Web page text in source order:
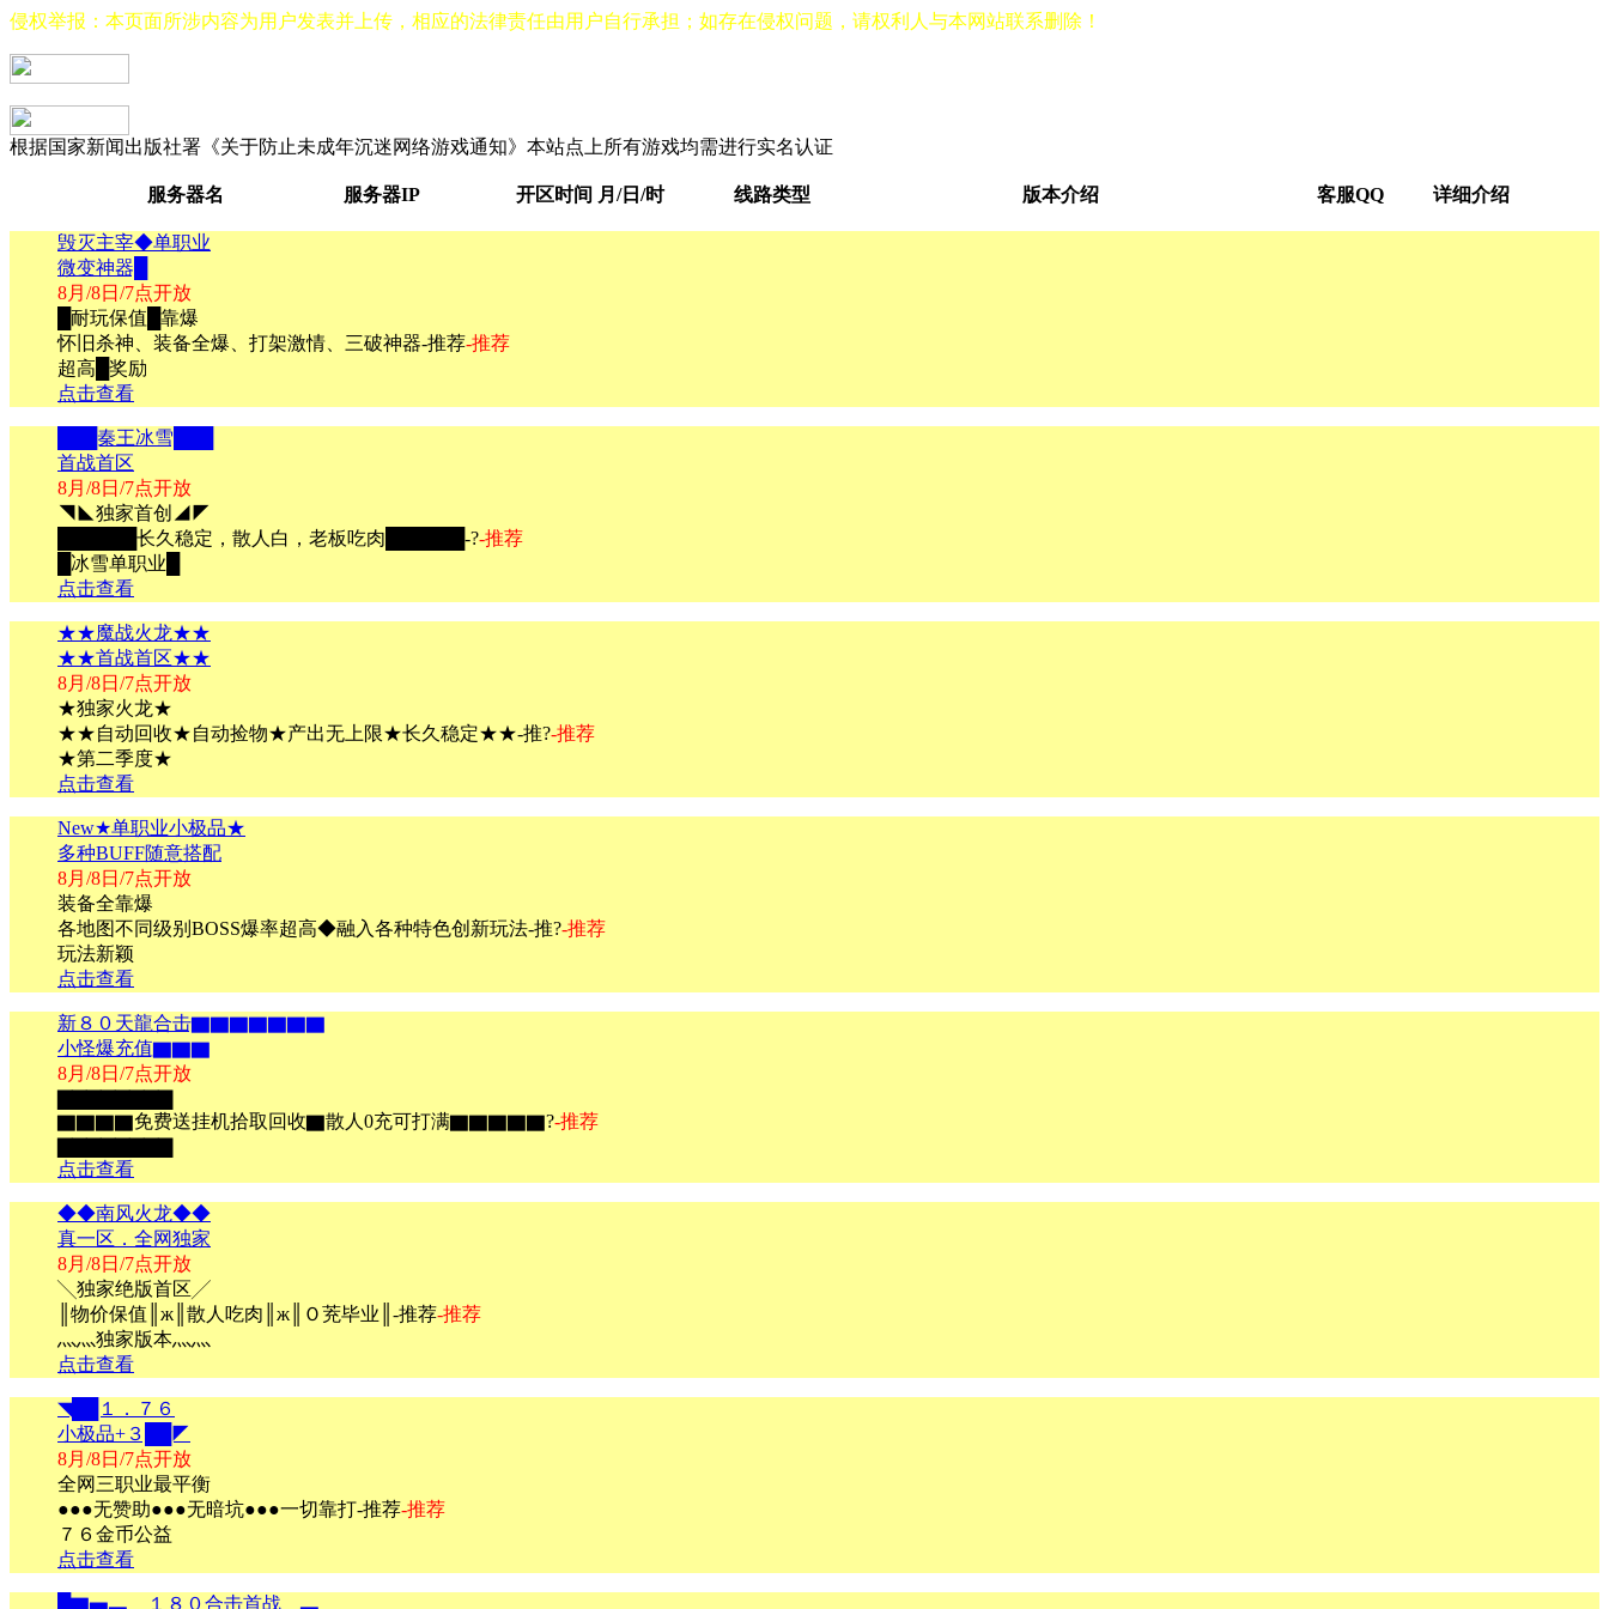
侵权举报：本页面所涉内容为用户发表并上传，相应的法律责任由用户自行承担；如存在侵权问题，请权利人与本网站联系删除！
根据国家新闻出版社署《关于防止未成年沉迷网络游戏通知》本站点上所有游戏均需进行实名认证
服务器名 服务器IP 开区时间 月/日/时 线路类型 版本介绍 客服QQ 详细介绍
毁灭主宰◆单职业
微变神器█
8月/8日/7点开放
█耐玩保值█靠爆
怀旧杀神、装备全爆、打架激情、三破神器-推荐-推荐
超高█奖励
点击查看
███秦王冰雪███
首战首区
8月/8日/7点开放
◥◣独家首创◢◤
██████长久稳定，散人白，老板吃肉██████-?-推荐
█冰雪单职业█
点击查看
★★魔战火龙★★
★★首战首区★★
8月/8日/7点开放
★独家火龙★
★★自动回收★自动捡物★产出无上限★长久稳定★★-推?-推荐
★第二季度★
点击查看
New★单职业小极品★
多种BUFF随意搭配
8月/8日/7点开放
装备全靠爆
各地图不同级别BOSS爆率超高◆融入各种特色创新玩法-推?-推荐
玩法新颖
点击查看
新８０天龍合击▇▇▇▇▇▇▇
小怪爆充值▇▇▇
8月/8日/7点开放
▇▇▇▇免费送挂机拾取回收▇散人0充可打满▇▇▇▇▇?-推荐
点击查看
◆◆南风火龙◆◆
真一区．全网独家
8月/8日/7点开放
╲独家绝版首区╱
║物价保值║ж║散人吃肉║ж║Ｏ茺毕业║-推荐-推荐
灬灬独家版本灬灬
点击查看
◥██１．７６
小极品+３██◤
8月/8日/7点开放
全网三职业最平衡
●●●无赞助●●●无暗坑●●●一切靠打-推荐-推荐
７６金币公益
点击查看
█▇▅▃▁１８０合击首战▁▃